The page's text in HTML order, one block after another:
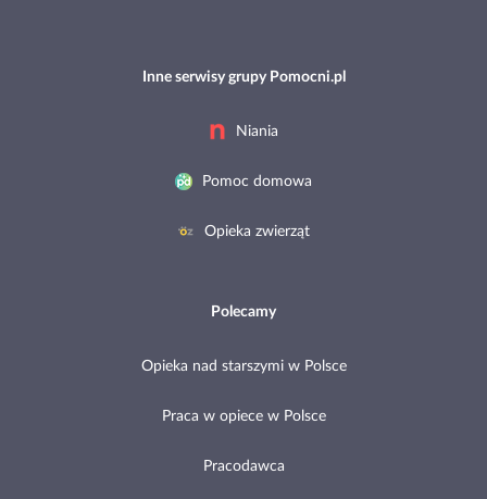
Inne serwisy grupy Pomocni.pl
Niania
Pomoc domowa
Opieka zwierząt
Polecamy
Opieka nad starszymi w Polsce
Praca w opiece w Polsce
Pracodawca